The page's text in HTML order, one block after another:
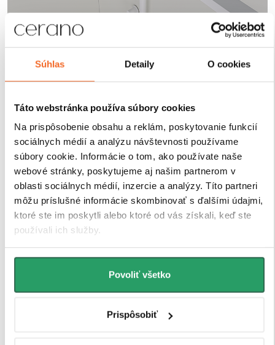
Súhlas Detaily O cookies
Táto webstránka používa súbory cookies
Na prispôsobenie obsahu a reklám, poskytovanie funkcií
sociálnych médií a analýzu návštevnosti používame
súbory cookie. Informácie o tom, ako používate naše
webové stránky, poskytujeme aj našim partnerom v
oblasti sociálnych médií, inzercie a analýzy. Títo partneri
môžu príslušné informácie skombinovať s ďalšími údajmi,
ktoré ste im poskytli alebo ktoré od vás získali, keď ste
používali ich služby.
Povoliť všetko
Prispôsobiť
Robustné profily pre
maximálnu stabilitu
Sprchové kúty a zásteny CERANO sú vybavené
odolnými hliníkovými profilmi s výškou 200 cm a
hrúbkou 1,5 cm, ktoré zaisťujúpevné uchytenie skla
a stabilitu celej konštrukcie. Vďakakompenzácii
drobných nerovností stienje inštalácia rýchla, presná
a bez nutnosti ďalších stavebných zásahov.
Antikorózna úpravanavyše garantuje dlhú životnosť
aj pri každodennom používaní v náročnom
kúpeľňovom prostredí.